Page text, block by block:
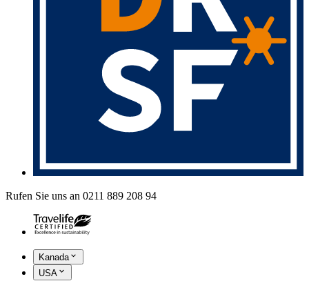
Rufen Sie uns an 0211 889 208 94
Kanada
USA